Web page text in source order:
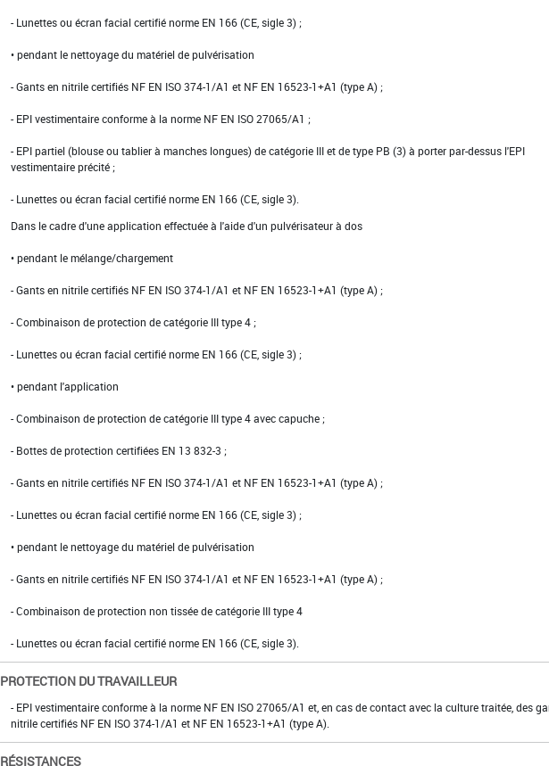
- Lunettes ou écran facial certifié norme EN 166 (CE, sigle 3) ;
• pendant le nettoyage du matériel de pulvérisation
- Gants en nitrile certifiés NF EN ISO 374-1/A1 et NF EN 16523-1+A1 (type A) ;
- EPI vestimentaire conforme à la norme NF EN ISO 27065/A1 ;
- EPI partiel (blouse ou tablier à manches longues) de catégorie III et de type PB (3) à porter par-dessus l'EPI
vestimentaire précité ;
- Lunettes ou écran facial certifié norme EN 166 (CE, sigle 3).
Dans le cadre d'une application effectuée à l'aide d'un pulvérisateur à dos
• pendant le mélange/chargement
- Gants en nitrile certifiés NF EN ISO 374-1/A1 et NF EN 16523-1+A1 (type A) ;
- Combinaison de protection de catégorie III type 4 ;
- Lunettes ou écran facial certifié norme EN 166 (CE, sigle 3) ;
• pendant l'application
- Combinaison de protection de catégorie III type 4 avec capuche ;
- Bottes de protection certifiées EN 13 832-3 ;
- Gants en nitrile certifiés NF EN ISO 374-1/A1 et NF EN 16523-1+A1 (type A) ;
- Lunettes ou écran facial certifié norme EN 166 (CE, sigle 3) ;
• pendant le nettoyage du matériel de pulvérisation
- Gants en nitrile certifiés NF EN ISO 374-1/A1 et NF EN 16523-1+A1 (type A) ;
- Combinaison de protection non tissée de catégorie III type 4
- Lunettes ou écran facial certifié norme EN 166 (CE, sigle 3).
PROTECTION DU TRAVAILLEUR
- EPI vestimentaire conforme à la norme NF EN ISO 27065/A1 et, en cas de contact avec la culture traitée, des
nitrile certifiés NF EN ISO 374-1/A1 et NF EN 16523-1+A1 (type A).
RÉSISTANCES